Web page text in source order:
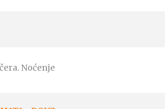
Noćenje